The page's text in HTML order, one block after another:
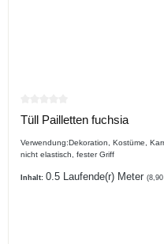
Durchschnittliche
Tüll Pailletten fuchsia
Verwendung:Dekoration, Kostüme,
nicht elastisch, fester Griff
Inhalt: 0.5 Laufende(r) Meter